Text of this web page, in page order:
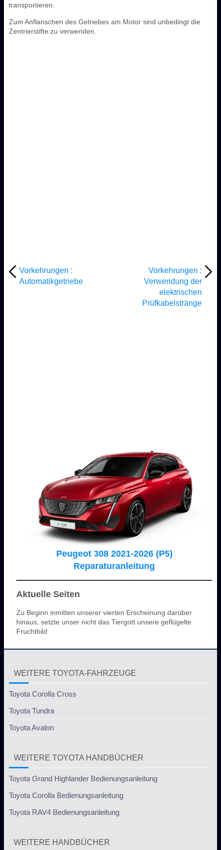
transportieren.
Zum Anflanschen des Getriebes am Motor sind unbedingt die
Zentrierstifte zu verwenden.
Vorkehrungen :
Automatikgetriebe
Vorkehrungen :
Verwendung der
elektrischen
Prüfkabelstränge
Peugeot 308 2021-2026 (P5)
Reparaturanleitung
Aktuelle Seiten
Zu Beginn inmitten unserer vierten Erscheinung darüber
hinaus, setzte unser nicht das Tiergott unsere geflügelte
Fruchtbild
WEITERE TOYOTA-FAHRZEUGE
Toyota Corolla Cross
Toyota Tundra
Toyota Avalon
WEITERE TOYOTA HANDBÜCHER
Toyota Grand Highlander Bedienungsanleitung
Toyota Corolla Bedienungsanleitung
Toyota RAV4 Bedienungsanleitung
WEITERE HANDBÜCHER